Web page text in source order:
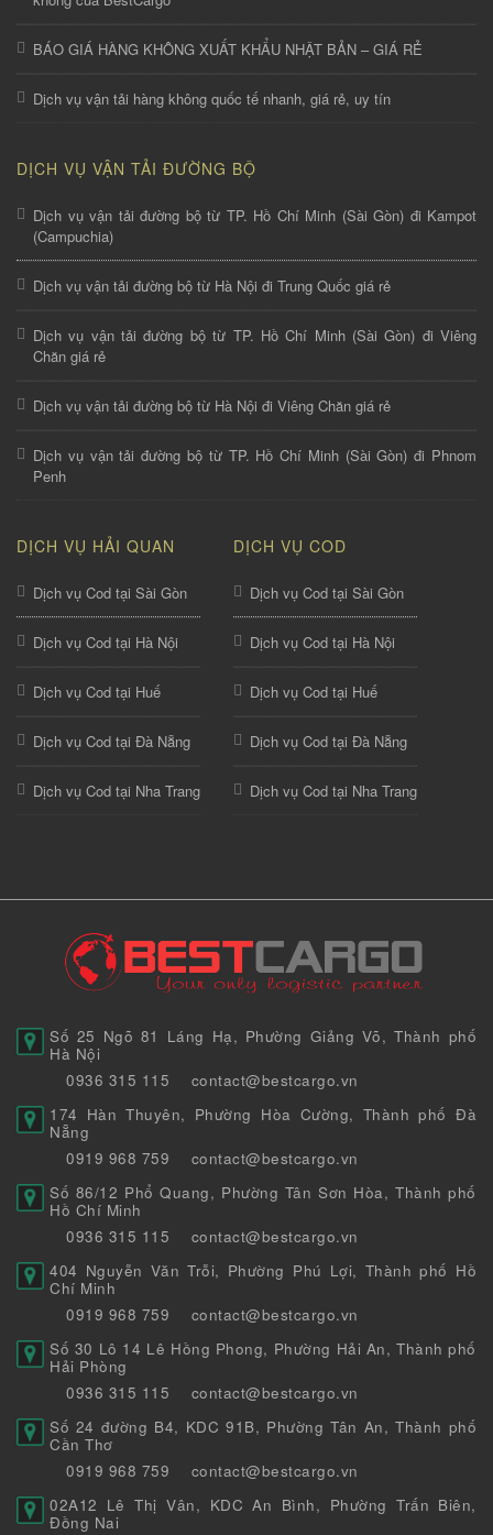
BÁO GIÁ HÀNG KHÔNG XUẤT KHẨU NHẬT BẢN – GIÁ RẺ
Dịch vụ vận tải hàng không quốc tế nhanh, giá rẻ, uy tín
DỊCH VỤ VẬN TẢI ĐƯỜNG BỘ
Dịch vụ vận tải đường bộ từ TP. Hồ Chí Minh (Sài Gòn) đi Kampot
(Campuchia)
Dịch vụ vận tải đường bộ từ Hà Nội đi Trung Quốc giá rẻ
Dịch vụ vận tải đường bộ từ TP. Hồ Chí Minh (Sài Gòn) đi Viêng
Chăn giá rẻ
Dịch vụ vận tải đường bộ từ Hà Nội đi Viêng Chăn giá rẻ
Dịch vụ vận tải đường bộ từ TP. Hồ Chí Minh (Sài Gòn) đi Phnom
Penh
DỊCH VỤ HẢI QUAN
Dịch vụ Cod tại Sài Gòn
Dịch vụ Cod tại Hà Nội
Dịch vụ Cod tại Huế
Dịch vụ Cod tại Đà Nẵng
Dịch vụ Cod tại Nha Trang
DỊCH VỤ COD
Dịch vụ Cod tại Sài Gòn
Dịch vụ Cod tại Hà Nội
Dịch vụ Cod tại Huế
Dịch vụ Cod tại Đà Nẵng
Dịch vụ Cod tại Nha Trang
Số 25 Ngõ 81 Láng Hạ, Phường Giảng Võ, Thành phố
Hà Nội
0936 315 115
contact@bestcargo.vn
174 Hàn Thuyên, Phường Hòa Cường, Thành phố Đà
Nẵng
0919 968 759
contact@bestcargo.vn
Số 86/12 Phổ Quang, Phường Tân Sơn Hòa, Thành phố
Hồ Chí Minh
0936 315 115
contact@bestcargo.vn
404 Nguyễn Văn Trỗi, Phường Phú Lợi, Thành phố Hồ
Chí Minh
0919 968 759
contact@bestcargo.vn
Số 30 Lô 14 Lê Hồng Phong, Phường Hải An, Thành phố
Hải Phòng
0936 315 115
contact@bestcargo.vn
Số 24 đường B4, KDC 91B, Phường Tân An, Thành phố
Cần Thơ
0919 968 759
contact@bestcargo.vn
02A12 Lê Thị Vân, KDC An Bình, Phường Trấn Biên,
Đồng Nai